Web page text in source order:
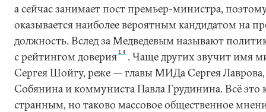
а сейчас занимает пост премьер-министра,
оказывается наиболее вероятным кандидатом на
должность. Вслед за Медведевым называют
с рейтингом доверия14 . Чаще других звучит имя
Сергея Шойгу, реже — главы МИДа Сергея
Собянина и коммуниста Павла Грудинина. Всё это
странным, но таково массовое общественное